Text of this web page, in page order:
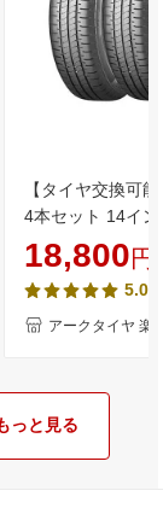
【タイヤ交換可
4本セット 14イ
BRIDGESTONE
ニューノ サマー
18,800円
5.0
アークタイヤ 楽
っと見る